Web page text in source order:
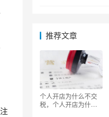
推荐文章
个人开店为什么不交
税，个人开店为什么